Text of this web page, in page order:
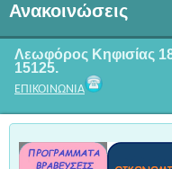
Ανακοινώσεις
Λεωφόρος Κηφισίας
15125.
ΕΠΙΚΟΙΝΩΝΙΑ